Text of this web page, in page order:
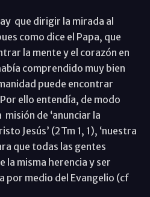
que dirigir la mirada al
como dice el Papa, que
la mente y el corazón en
comprendido muy bien
puede encontrar
ello entendía, de modo
de ‘anunciar la
Jesús’ (2Tm 1, 1), ‘nuestra
que todas las gentes
la misma herencia y ser
por medio del Evangelio (cf